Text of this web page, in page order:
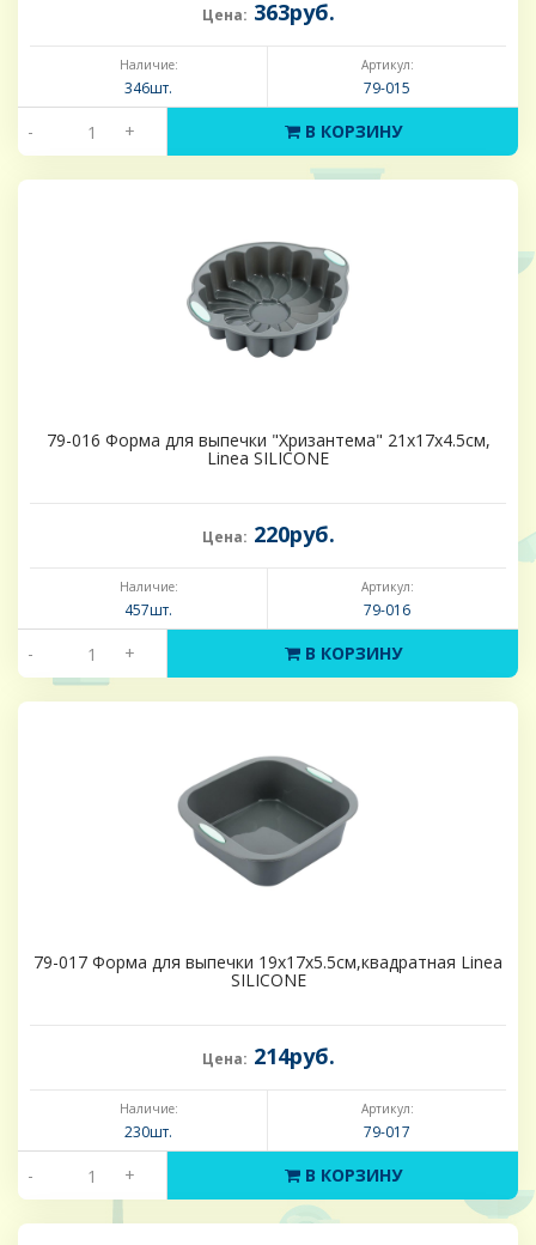
Цена: 363руб.
Наличие:
346шт.
Артикул:
79-015
- + В КОРЗИНУ
79-016 Форма для выпечки "Хризантема" 21х17х4.5см,
Linea SILICONE
Цена: 220руб.
Наличие:
457шт.
Артикул:
79-016
- + В КОРЗИНУ
79-017 Форма для выпечки 19х17х5.5см,квадратная Linea
SILICONE
Цена: 214руб.
Наличие:
230шт.
Артикул:
79-017
- + В КОРЗИНУ